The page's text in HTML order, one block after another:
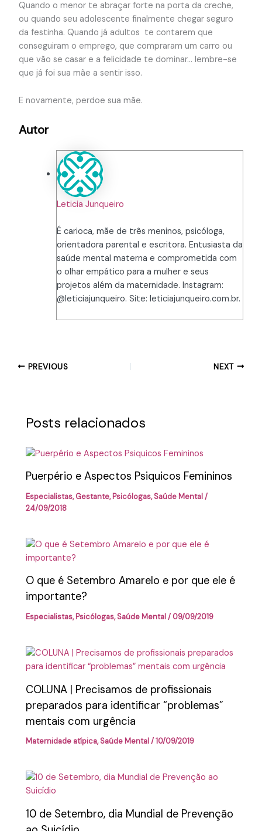
Quando o menor te abraçar forte na porta da creche,
ou quando seu adolescente finalmente chegar seguro
da festinha. Quando já adultos te contarem que
conseguiram o emprego, que compraram um carro ou
que vão se casar e a felicidade te dominar… lembre-se
que já foi sua mãe a sentir isso.
E novamente, perdoe sua mãe.
Autor
Leticia Junqueiro
É carioca, mãe de três meninos, psicóloga,
orientadora parental e escritora. Entusiasta da
saúde mental materna e comprometida com
o olhar empático para a mulher e seus
projetos além da maternidade. Instagram:
@leticiajunqueiro. Site: leticiajunqueiro.com.br.
PREVIOUS NEXT
Posts relacionados
Puerpério e Aspectos Psiquicos Femininos
Especialistas,Gestante,Psicólogas,Saúde Mental/
24/09/2018
O que é Setembro Amarelo e por que ele é
importante?
Especialistas,Psicólogas,Saúde Mental/09/09/2019
COLUNA | Precisamos de profissionais
preparados para identificar “problemas”
mentais com urgência
Maternidade atípica,Saúde Mental/10/09/2019
10 de Setembro, dia Mundial de Prevenção